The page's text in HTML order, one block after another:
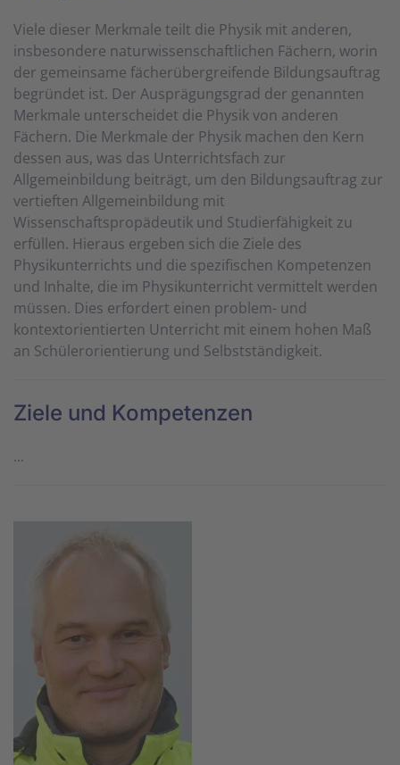
Viele dieser Merkmale teilt die Physik mit anderen,
insbesondere naturwissenschaftlichen Fächern, worin
der gemeinsame fächerübergreifende Bildungsauftrag
begründet ist. Der Ausprägungsgrad der genannten
Merkmale unterscheidet die Physik von anderen
Fächern. Die Merkmale der Physik machen den Kern
dessen aus, was das Unterrichtsfach zur
Allgemeinbildung beiträgt, um den Bildungsauftrag zur
vertieften Allgemeinbildung mit
Wissenschaftspropädeutik und Studierfähigkeit zu
erfüllen. Hieraus ergeben sich die Ziele des
Physikunterrichts und die spezifischen Kompetenzen
und Inhalte, die im Physikunterricht vermittelt werden
müssen. Dies erfordert einen problem- und
kontextorientierten Unterricht mit einem hohen Maß
an Schülerorientierung und Selbstständigkeit.
Ziele und Kompetenzen
...